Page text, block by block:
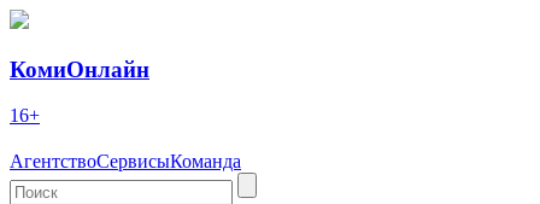
КомиОнлайн
16+
АгентствоСервисыКоманда